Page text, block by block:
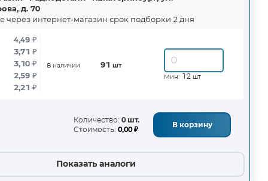
д. 70
через интернет-магазин срок подборки 2 дня
4,49 ₽
3,71 ₽
3,10 ₽
2,59 ₽
2,21 ₽
В наличии 91 шт
Мин: 12 шт
Количество: 0 шт.
Стоимость: 0,00 ₽
В корзину
Показать аналоги